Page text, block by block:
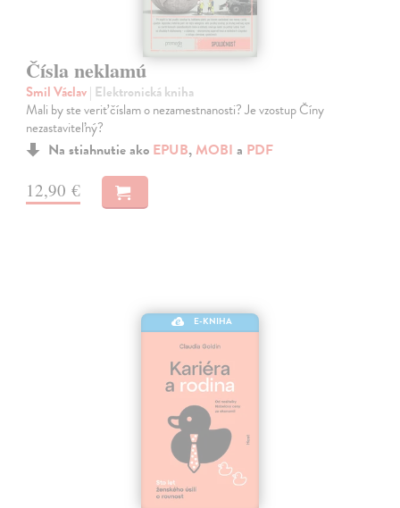
Čísla neklamú
Smil Václav| Elektronická kniha
Mali by ste veriť číslam o nezamestnanosti? Je vzostup Číny
nezastaviteľný?
Na stiahnutie ako EPUB, MOBI a PDF
12,90 €
E-KNIHA